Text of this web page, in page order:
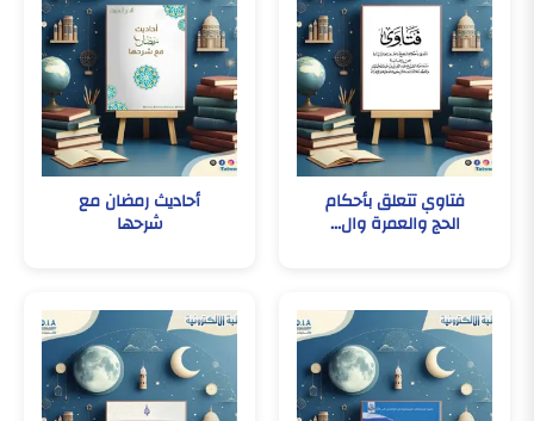
فتاوي تتعلق بأحكام
الحج والعمرة وال...
أحاديث رمضان مع
شرحها